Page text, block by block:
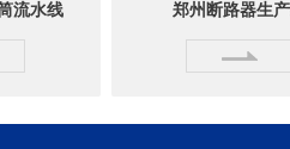
线 郑州断路器生产线